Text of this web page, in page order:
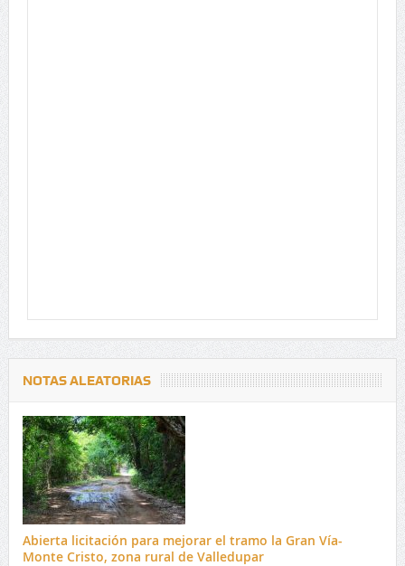
NOTAS ALEATORIAS
Abierta licitación para mejorar el tramo la Gran Vía-
Monte Cristo, zona rural de Valledupar